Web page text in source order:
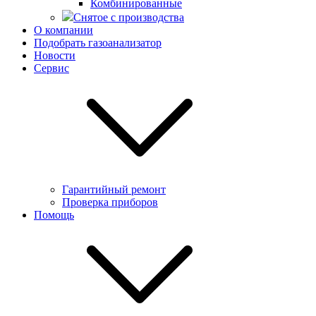
Комбинированные
Снятое с производства
О компании
Подобрать газоанализатор
Новости
Сервис
Гарантийный ремонт
Проверка приборов
Помощь